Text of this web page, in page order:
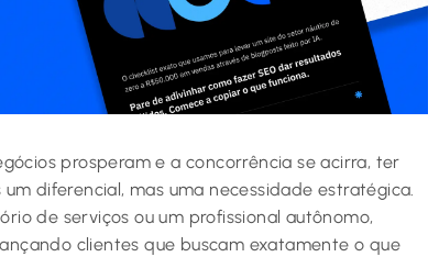
prosperam e a concorrência se acirra, ter
diferencial, mas uma necessidade estratégica.
de serviços ou um profissional autônomo,
clientes que buscam exatamente o que